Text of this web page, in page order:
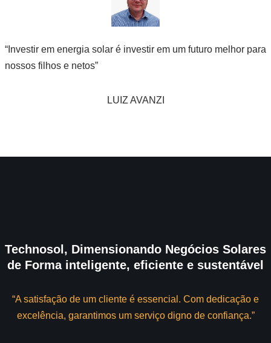
“Investir em energia solar é investir em um futuro melhor para
nossos filhos e netos”
LUIZ AVANZI
Technosol, Dimensionando Negócios Solares
de Forma inteligente, eficiente e sustentável
“A satisfação de um cliente é essencial. Com dedicação e
excelência, garantimos um serviço digno de confiança.”